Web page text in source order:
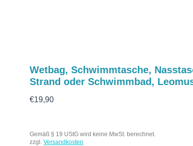
Wetbag, Schwimmtasche,
Strand oder Schwimmbad,
€19,90
Gemäß § 19 UStG wird keine MwSt. berechnet.
zzgl. Versandkosten